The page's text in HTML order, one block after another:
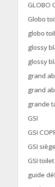
GLOBO
Globo
globo
glossy
glossy
grand
grand
grande
GSI
GSI
GSI
GSI
guide